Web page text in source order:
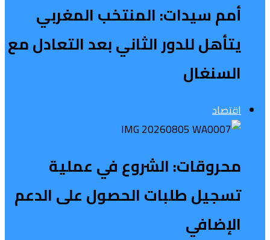
أمم سيدات: المنتخب المغربي
يتأهل للدور الثاني بعد التعادل مع
السنغال
اقتصاد
محروقات: الشروع في عملية
تسجيل طلبات الحصول على الدعم
الإضافي